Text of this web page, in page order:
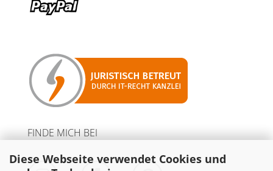
Diese Webseite verwendet Cookies und
FINDE MICH BEI